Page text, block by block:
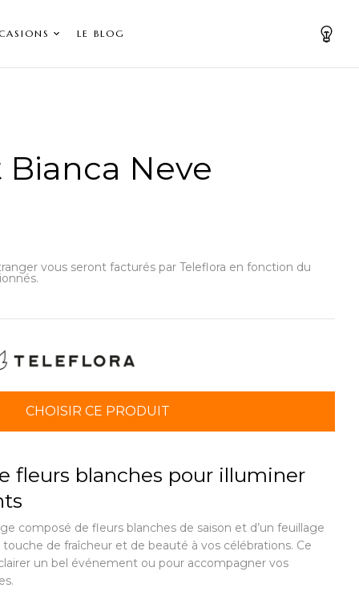
LE BLOG
Neve
vous seront facturés par Teleflora en fonction du
CHOISIR CE PRODUIT
fleurs blanches pour illuminer
composé de fleurs blanches de saison et d’un feuillage
de fraîcheur et de beauté à vos célébrations. Ce
un bel événement ou pour accompagner vos